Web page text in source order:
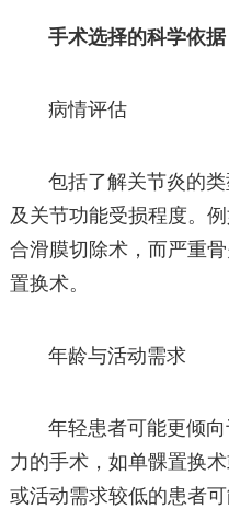
手术选择的科学依据
病情评估
包括了解关节炎的
及关节功能受损程度。
合滑膜切除术，而严重
置换术。
年龄与活动需求
年轻患者可能更倾
力的手术，如单髁置换
或活动需求较低的患者